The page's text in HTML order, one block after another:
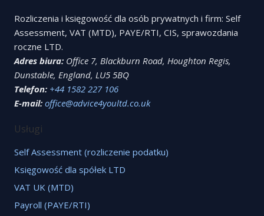
Rozliczenia i księgowość dla osób prywatnych i firm: Self
Assessment, VAT (MTD), PAYE/RTI, CIS, sprawozdania
roczne LTD.
Adres biura: Office 7, Blackburn Road, Houghton Regis,
Dunstable, England, LU5 5BQ
Telefon: +44 1582 227 106
E-mail: office@advice4youltd.co.uk
Usługi
Self Assessment (rozliczenie podatku)
Księgowość dla spółek LTD
VAT UK (MTD)
Payroll (PAYE/RTI)